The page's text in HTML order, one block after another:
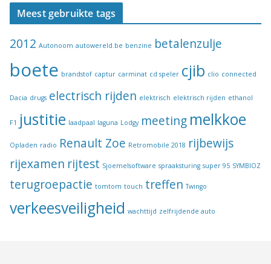
Meest gebruikte tags
2012 Autonoom autowereld.be benzine betalenzulje
boete brandstof captur carminat cd speler cjib clio connected
Dacia drugs electrisch rijden elektrisch elektrisch rijden ethanol
F1 justitie laadpaal laguna Lodgy meeting melkkoe
Opladen radio Renault Zoe Retromobile 2018 rijbewijs
rijexamen rijtest Sjoemelsoftware spraaksturing super 95 SYMBIOZ
terugroepactie tomtom touch treffen Twingo
verkeesveiligheid wachttijd zelfrijdende auto